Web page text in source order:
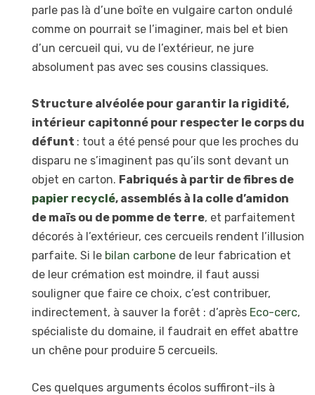
parle pas là d’une boîte en vulgaire carton ondulé
comme on pourrait se l’imaginer, mais bel et bien
d’un cercueil qui, vu de l’extérieur, ne jure
absolument pas avec ses cousins classiques.
Structure alvéolée pour garantir la rigidité,
intérieur capitonné pour respecter le corps du
défunt : tout a été pensé pour que les proches du
disparu ne s’imaginent pas qu’ils sont devant un
objet en carton. Fabriqués à partir de fibres de
papier recyclé, assemblés à la colle d’amidon
de maïs ou de pomme de terre, et parfaitement
décorés à l’extérieur, ces cercueils rendent l’illusion
parfaite. Si le bilan carbone de leur fabrication et
de leur crémation est moindre, il faut aussi
souligner que faire ce choix, c’est contribuer,
indirectement, à sauver la forêt : d’après Eco-cerc,
spécialiste du domaine, il faudrait en effet abattre
un chêne pour produire 5 cercueils.
Ces quelques arguments écolos suffiront-ils à